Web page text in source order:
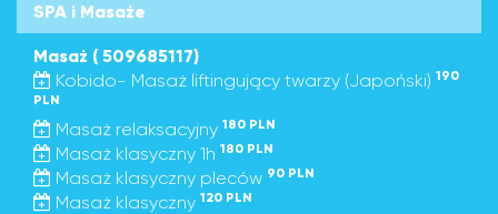
SPA i Masaże
Masaż ( 509685117)
Kobido- Masaż liftingujący twarzy (Japoński) 190
PLN
Masaż relaksacyjny 180 PLN
Masaż klasyczny 1h 180 PLN
Masaż klasyczny pleców 90 PLN
Masaż klasyczny 120 PLN